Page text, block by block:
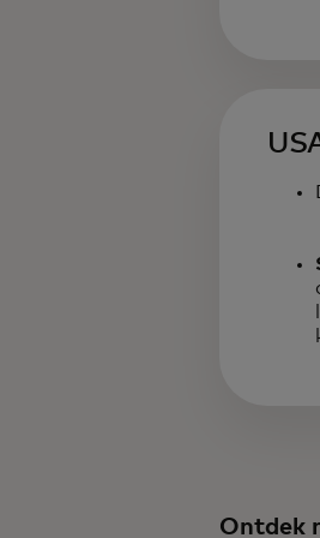
Ontdek